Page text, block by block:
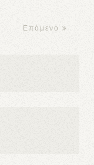
Επόμενο